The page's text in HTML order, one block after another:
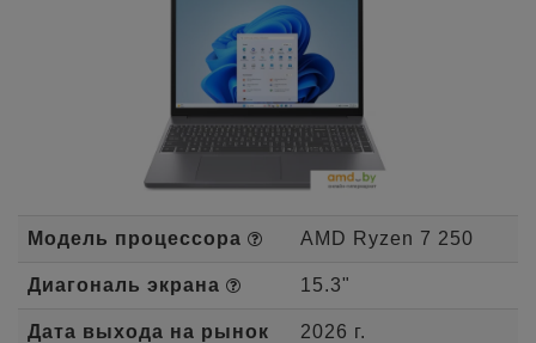
Модель процессора AMD Ryzen 7 250
Диагональ экрана 15.3"
Дата выхода на рынок 2026 г.